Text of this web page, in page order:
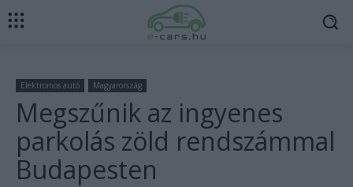
Elektromos autó Magyarország
Megszűnik az ingyenes
parkolás zöld rendszámmal
Budapesten